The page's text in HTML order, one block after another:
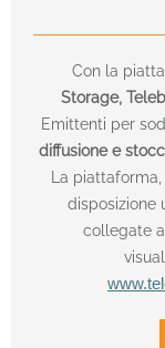
Con la
Storage,
Emittenti per
diffusione e
La
disposizione
collegate